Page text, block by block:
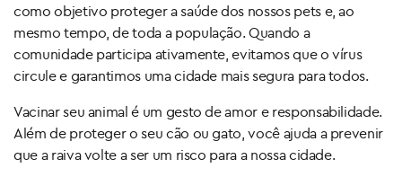
como objetivo proteger a saúde dos nossos pets e, ao
mesmo tempo, de toda a população. Quando a
comunidade participa ativamente, evitamos que o vírus
circule e garantimos uma cidade mais segura para todos.
Vacinar seu animal é um gesto de amor e responsabilidade.
Além de proteger o seu cão ou gato, você ajuda a prevenir
que a raiva volte a ser um risco para a nossa cidade.